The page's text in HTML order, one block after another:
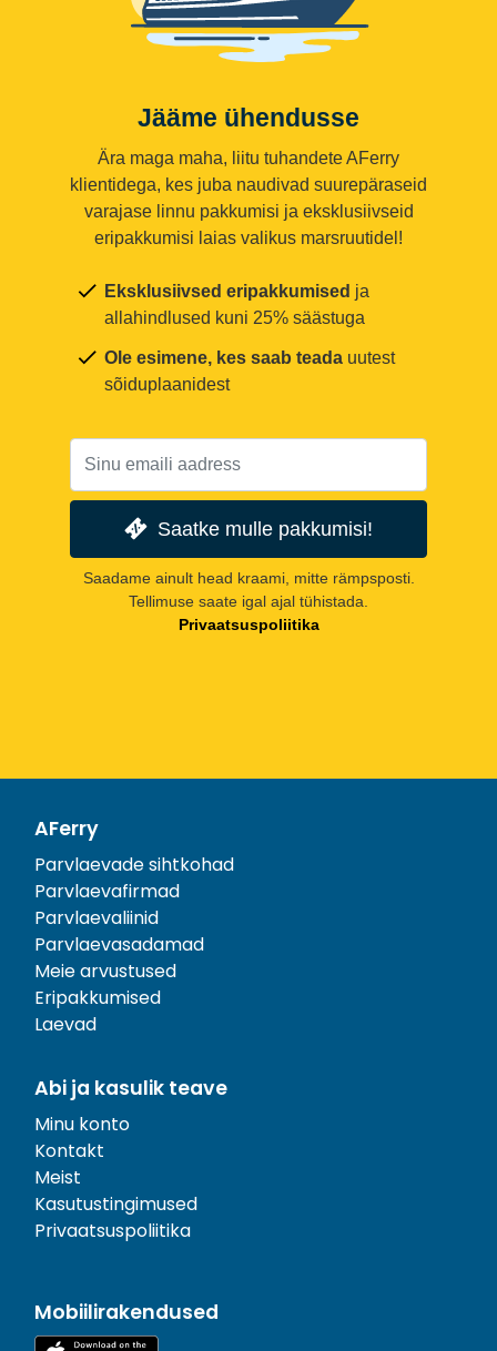
Jääme ühendusse
Ära maga maha, liitu tuhandete AFerry
klientidega, kes juba naudivad suurepäraseid
varajase linnu pakkumisi ja eksklusiivseid
eripakkumisi laias valikus marsruutidel!
Eksklusiivsed eripakkumised ja
allahindlused kuni 25% säästuga
Ole esimene, kes saab teada uutest
sõiduplaanidest
Saatke mulle pakkumisi!
Saadame ainult head kraami, mitte rämpsposti.
Tellimuse saate igal ajal tühistada.
Privaatsuspoliitika
AFerry
Parvlaevade sihtkohad
Parvlaevafirmad
Parvlaevaliinid
Parvlaevasadamad
Meie arvustused
Eripakkumised
Laevad
Abi ja kasulik teave
Minu konto
Kontakt
Meist
Kasutustingimused
Privaatsuspoliitika
Mobiilirakendused